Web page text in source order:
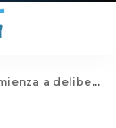
por pornografía infantil de Josh Duggar